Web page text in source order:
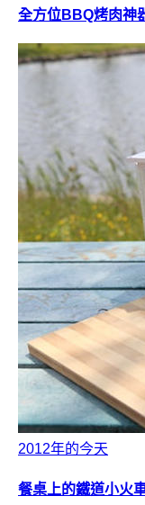
全方位BBQ烤肉神
2012年的今天
餐桌上的鐵道小火